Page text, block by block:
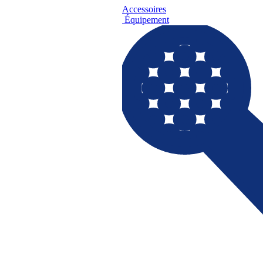
Accessoires
Équipement